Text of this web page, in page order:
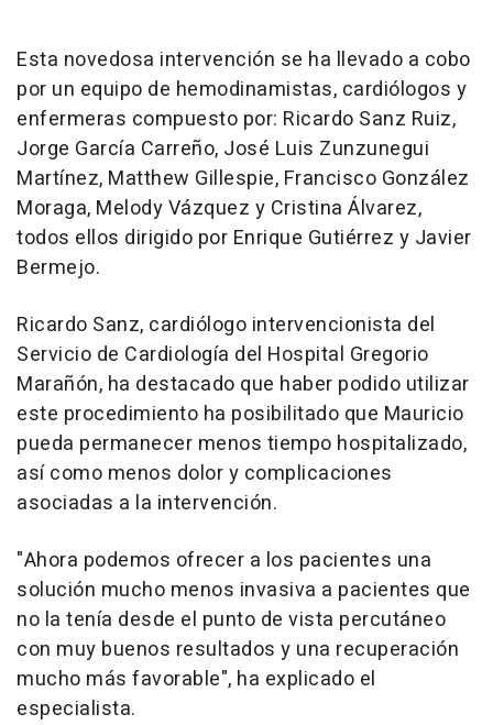
Esta novedosa intervención se ha llevado a cobo
por un equipo de hemodinamistas, cardiólogos y
enfermeras compuesto por: Ricardo Sanz Ruiz,
Jorge García Carreño, José Luis Zunzunegui
Martínez, Matthew Gillespie, Francisco González
Moraga, Melody Vázquez y Cristina Álvarez,
todos ellos dirigido por Enrique Gutiérrez y Javier
Bermejo.
Ricardo Sanz, cardiólogo intervencionista del
Servicio de Cardiología del Hospital Gregorio
Marañón, ha destacado que haber podido utilizar
este procedimiento ha posibilitado que Mauricio
pueda permanecer menos tiempo hospitalizado,
así como menos dolor y complicaciones
asociadas a la intervención.
"Ahora podemos ofrecer a los pacientes una
solución mucho menos invasiva a pacientes que
no la tenía desde el punto de vista percutáneo
con muy buenos resultados y una recuperación
mucho más favorable", ha explicado el
especialista.